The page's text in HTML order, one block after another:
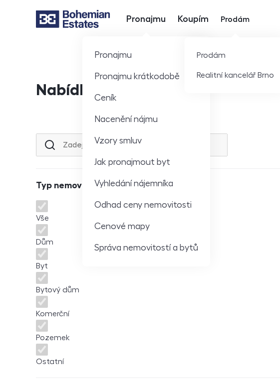
Hlavní nabídka
Pronajmu
Pronajmu
Pronajmu krátkodobě
Ceník
Nacenění nájmu
Vzory smluv
Jak pronajmout byt
Vyhledání nájemníka
Odhad ceny nemovitosti
Cenové mapy
Správa nemovitostí a bytů
Koupím Prodám
Prodám
Realitní kancelář Brno
Nabídka nemovitostí
Lokalita nebo ulice
Typ nemovitosti
Typ nemovitosti
Vše
Dům
Byt
Bytový dům
Komerční
Pozemek
Ostatní